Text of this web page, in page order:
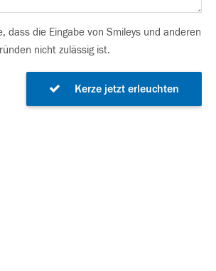
dass die Eingabe von Smileys und anderen
nicht zulässig ist.
Kerze jetzt erleuchten